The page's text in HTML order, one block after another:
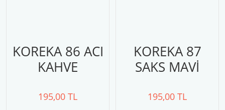
KOREKA 86 ACI
KAHVE
195,00 TL
KOREKA 87
SAKS MAVİ
195,00 TL